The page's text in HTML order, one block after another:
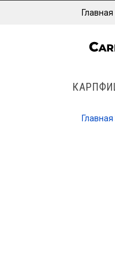
Главная
Главная